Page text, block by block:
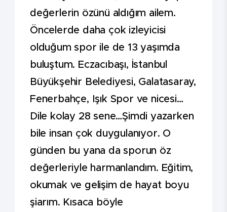
değerlerin özünü aldığım ailem.
Öncelerde daha çok izleyicisi
olduğum spor ile de 13 yaşımda
buluştum. Eczacıbaşı, İstanbul
Büyükşehir Belediyesi, Galatasaray,
Fenerbahçe, Işık Spor ve nicesi…
Dile kolay 28 sene…Şimdi yazarken
bile insan çok duygulanıyor. O
günden bu yana da sporun öz
değerleriyle harmanlandım. Eğitim,
okumak ve gelişim de hayat boyu
şiarım. Kısaca böyle